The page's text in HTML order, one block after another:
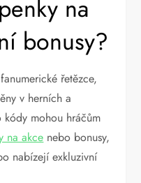
na
bonusy?
řetězce,
v herních a
kódy mohou hráčům
na akce nebo bonusy,
nabízejí exkluzivní